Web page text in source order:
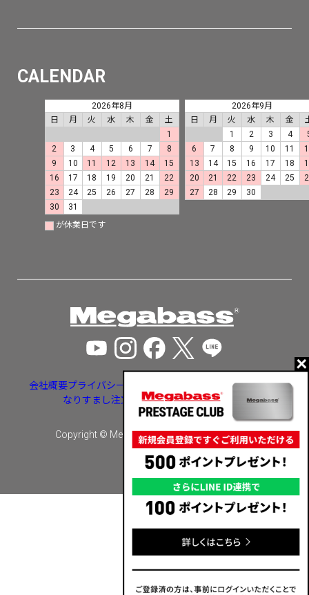
CALENDAR
2026年8月
日
月 火 水 木 金
土
1
2
3 4 5 6 7
8
9
10 11 12 13 14
15
16
17 18 19 20 21
22
23
24 25 26 27 28
29
30
31
2026年9月
日
月 火 水 木 金
1
2 3 4
6
7 8 9 10 11
13
14 15 16 17 18
20
21 22 23 24 25
27
28 29 30
が休業日です
会社概要プライバシーポリシー
特定商取引法に基づく表示
なりすまし注文・いたずら注文等への対応
Copyright © Megabass inc. All rights reserved.